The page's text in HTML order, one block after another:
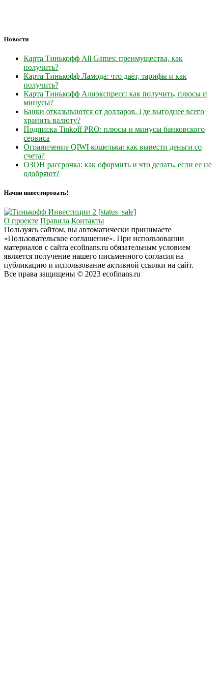
Новости
Карта Тинькофф All Games: преимущества, как
получить?
Карта Тинькофф Ламода: что даёт, тарифы и как
получить?
Карта Тинькофф Алиэкспресс: как получить, плюсы и
минусы?
Банки отказываются от долларов. Где выгоднее всего
хранить валюту?
Подписка Tinkoff PRO: плюсы и минусы банковского
сервиса
Ограничение QIWI кошелька: как вывести деньги со
счета?
ОЗОН рассрочка: как оформить и что делать, если ее не
одобряют?
Начни инвестировать!
О проекте Правила Контакты
Пользуясь сайтом, вы автоматически принимаете
«Пользовательское соглашение». При использовании
материалов с сайта ecofinans.ru обязательным условием
является получение нашего письменного согласия на
публикацию и использование активной ссылки на сайт.
Все права защищены © 2023 ecofinans.ru